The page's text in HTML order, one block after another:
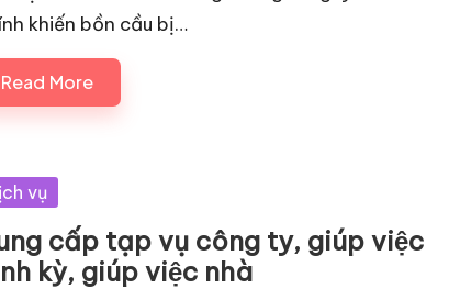
khiến bồn cầu bị…
Read More
vụ
cấp tạp vụ công ty, giúp việc
kỳ, giúp việc nhà